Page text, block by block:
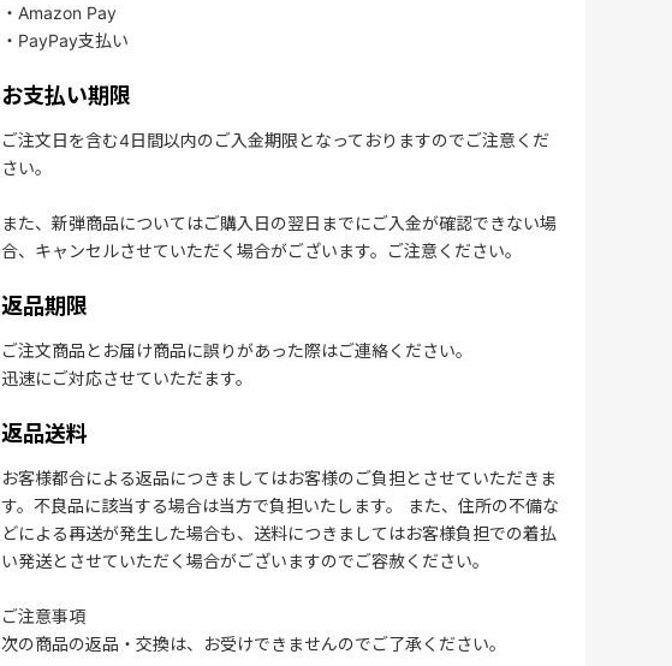
・Amazon Pay
・PayPay支払い
お支払い期限
ご注文日を含む4日間以内のご入金期限となっておりますのでご注意くだ
さい。
また、新弾商品についてはご購入日の翌日までにご入金が確認できない場
合、キャンセルさせていただく場合がございます。ご注意ください。
返品期限
ご注文商品とお届け商品に誤りがあった際はご連絡ください。
迅速にご対応させていただます。
返品送料
お客様都合による返品につきましてはお客様のご負担とさせていただきま
す。不良品に該当する場合は当方で負担いたします。 また、住所の不備な
どによる再送が発生した場合も、送料につきましてはお客様負担での着払
い発送とさせていただく場合がございますのでご容赦ください。
ご注意事項
次の商品の返品・交換は、お受けできませんのでご了承ください。